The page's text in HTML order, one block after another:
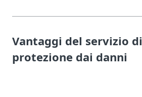
Vantaggi del servizio di
protezione dai danni